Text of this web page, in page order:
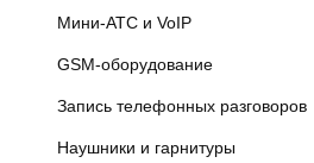
Мини-АТС и VoIP
GSM-оборудование
Запись телефонных разговоров
Наушники и гарнитуры